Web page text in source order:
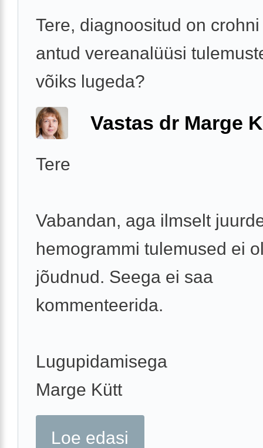
Tere, diagnoositud on
antud vereanalüüsi
võiks lugeda?
Vastas dr Marge
Tere
Vabandan, aga ilmselt
hemogrammi tulemused ei
jõudnud. Seega ei saa
kommenteerida.
Lugupidamisega
Marge Kütt
Loe edasi